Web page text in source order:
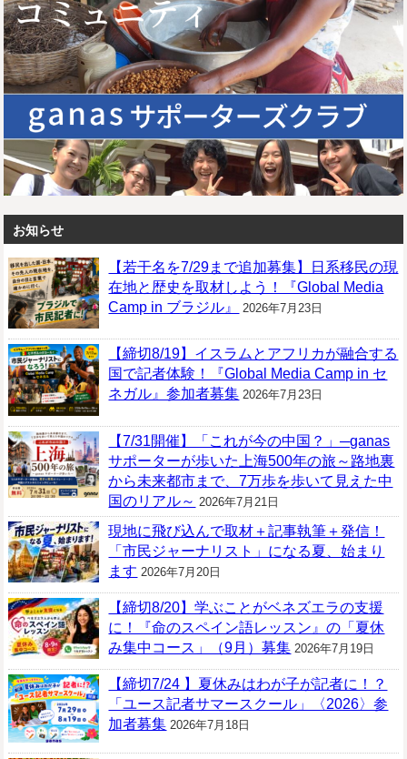
お知らせ
【若干名を7/29まで追加募集】日系移民の現
在地と歴史を取材しよう！『Global Media
Camp in ブラジル』
2026年7月23日
【締切8/19】イスラムとアフリカが融合する
国で記者体験！『Global Media Camp in セ
ネガル』参加者募集 2026年7月23日
【7/31開催】「これが今の中国？」─ganas
サポーターが歩いた上海500年の旅～路地裏
から未来都市まで、7万歩を歩いて見えた中
国のリアル～ 2026年7月21日
現地に飛び込んで取材＋記事執筆＋発信！
「市民ジャーナリスト」になる夏、始まり
ます 2026年7月20日
【締切8/20】学ぶことがベネズエラの支援
に！『命のスペイン語レッスン』の「夏休
み集中コース」（9月）募集 2026年7月19日
【締切7/24 】夏休みはわが子が記者に！？
「ユース記者サマースクール」〈2026〉参
加者募集 2026年7月18日